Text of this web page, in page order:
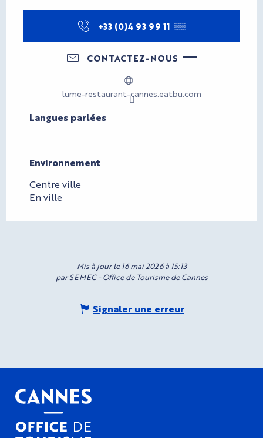
+33 (0)4 93 99 11 ▒▒
CONTACTEZ-NOUS
lume-restaurant-cannes.eatbu.com
Langues parlées
Langues parlées
Environnement
Environnement
Centre ville
En ville
Mis à jour le 16 mai 2026 à 15:13
par SEMEC - Office de Tourisme de Cannes
Signaler une erreur